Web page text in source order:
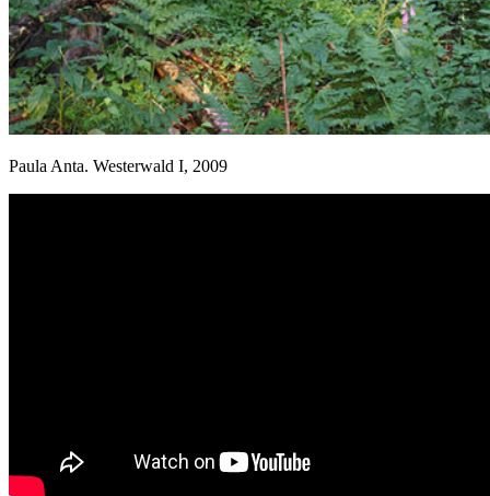
Paula Anta. Westerwald I, 2009